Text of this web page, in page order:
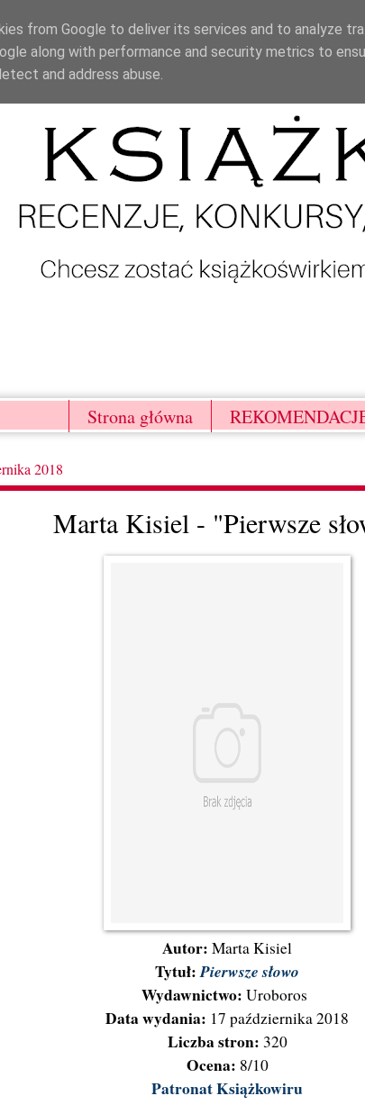
Strona główna
2018
Marta Kisiel - "Pierwsze
Autor: Marta Kisiel
Tytuł:Pierwsze słowo
Wydawnictwo: Uroboros
Data wydania: 17 października 2018
Liczba stron: 320
Ocena: 8/10
Patronat Książkowiru
from Google to deliver its services and to analyze
along with performance and security metrics to
and address abuse.